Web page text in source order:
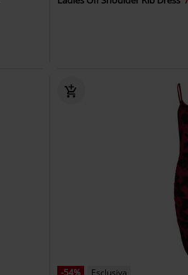
-54%
Esclusiva